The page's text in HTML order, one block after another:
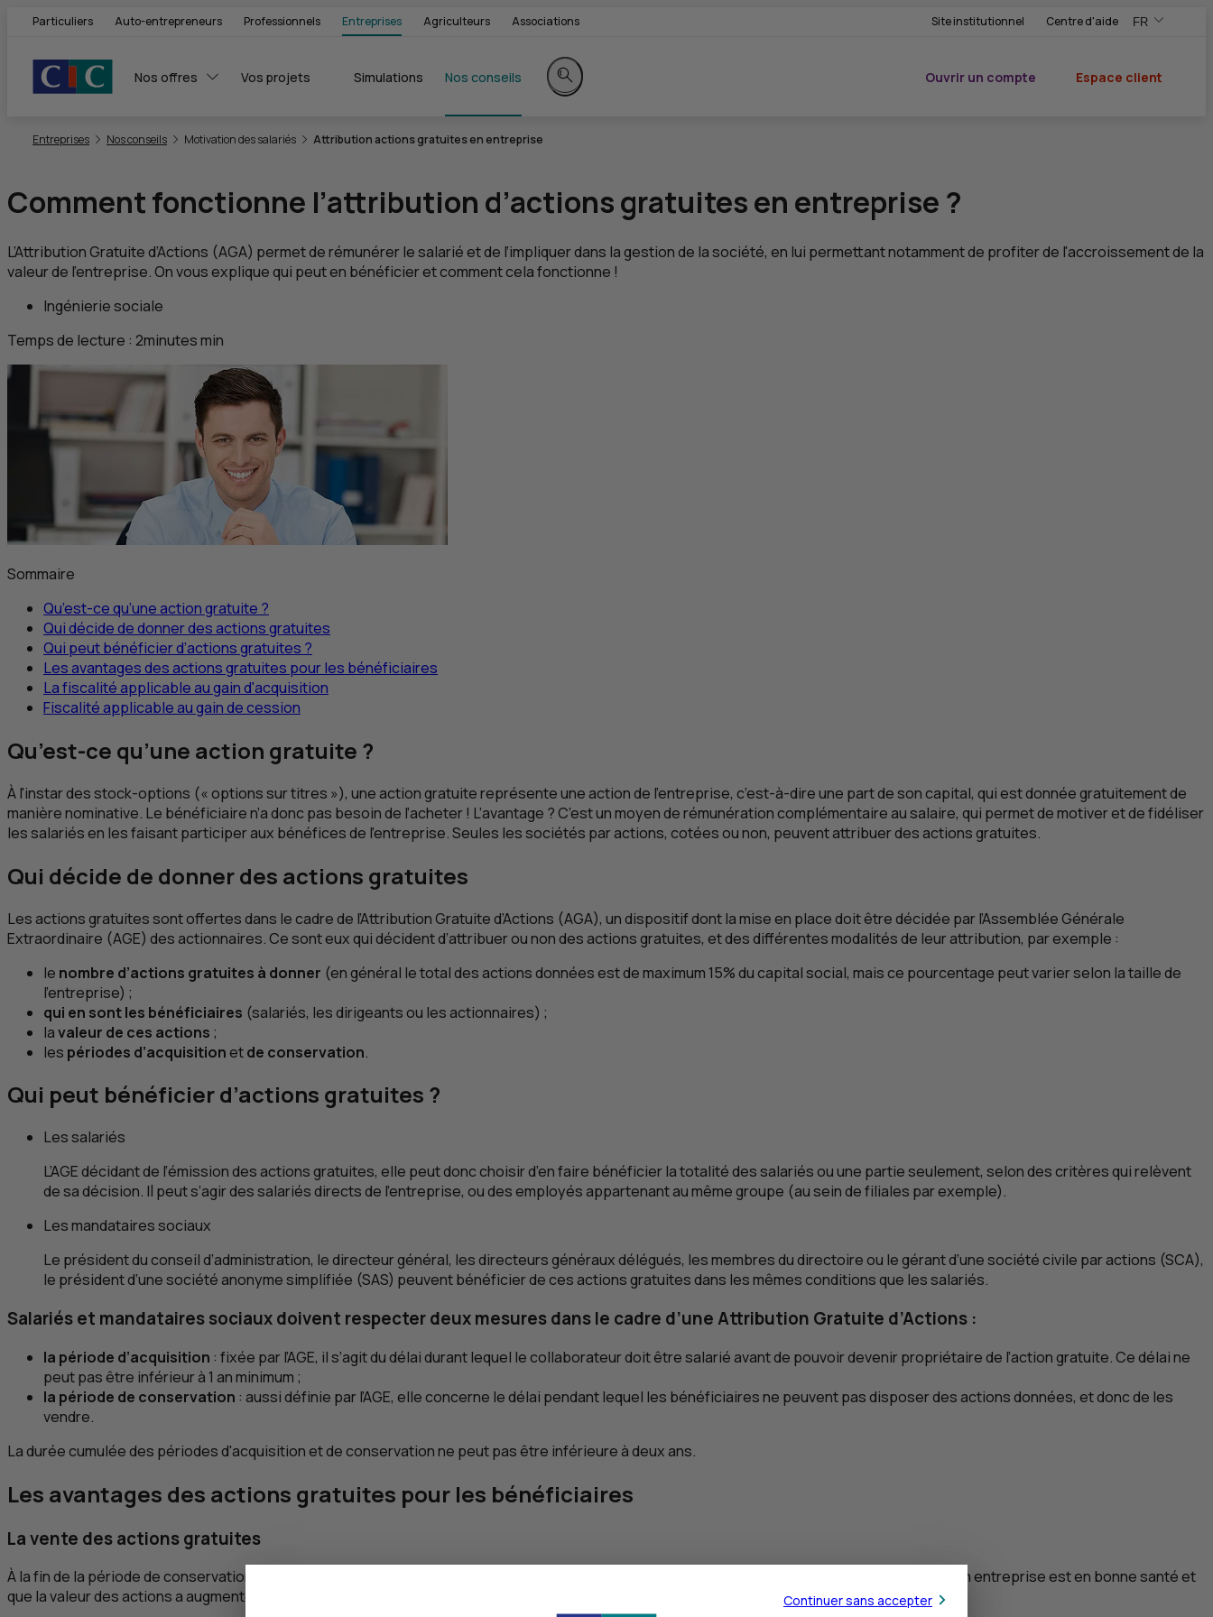
Particuliers Auto-entrepreneurs Professionnels Entreprises Agriculteurs Associations Site institutionnel Centre d'aide FR
,Version
,Changer de
Nos offres Vos projets Simulations Nos conseils
Rechercher sur le site
Ouvrir un compte
Espace client
Entreprises Nos conseils Motivation des salariés Attribution actions gratuites en entreprise
Comment fonctionne l’attribution d’actions gratuites en entreprise ?
L’Attribution Gratuite d’Actions (AGA) permet de rémunérer le salarié et de l’impliquer dans la gestion de la société, en lui permettant notamment de profiter de l'accroissement de la
valeur de l'entreprise. On vous explique qui peut en bénéficier et comment cela fonctionne !
Ingénierie sociale
Temps de lecture : 2minutesmin
Sommaire
Qu’est-ce qu’une action gratuite ?
Qui décide de donner des actions gratuites
Qui peut bénéficier d’actions gratuites ?
Les avantages des actions gratuites pour les bénéficiaires
La fiscalité applicable au gain d'acquisition
Fiscalité applicable au gain de cession
Qu’est-ce qu’une action gratuite ?
À l'instar des stock-options (« options sur titres »), une action gratuite représente une action de l’entreprise, c’est-à-dire une part de son capital, qui est donnée gratuitement de
manière nominative. Le bénéficiaire n’a donc pas besoin de l’acheter ! L’avantage ? C’est un moyen de rémunération complémentaire au salaire, qui permet de motiver et de fidéliser
les salariés en les faisant participer aux bénéfices de l’entreprise. Seules les sociétés par actions, cotées ou non, peuvent attribuer des actions gratuites.
Qui décide de donner des actions gratuites
Les actions gratuites sont offertes dans le cadre de l’Attribution Gratuite d’Actions (AGA), un dispositif dont la mise en place doit être décidée par l’Assemblée Générale
Extraordinaire (AGE) des actionnaires. Ce sont eux qui décident d’attribuer ou non des actions gratuites, et des différentes modalités de leur attribution, par exemple :
le nombre d’actions gratuites à donner (en général le total des actions données est de maximum 15% du capital social, mais ce pourcentage peut varier selon la taille de
l’entreprise) ;
qui en sont les bénéficiaires (salariés, les dirigeants ou les actionnaires) ;
lavaleur de ces actions ;
les périodes d’acquisitionetde conservation.
Qui peut bénéficier d’actions gratuites ?
Les salariés
L’AGEdécidant de l’émission des actions gratuites, elle peut donc choisir d’en faire bénéficier la totalité des salariés ou une partie seulement, selon des critères qui relèvent
de sa décision. Il peut s’agir des salariés directs de l’entreprise, ou des employés appartenant au même groupe (au sein de filiales par exemple).
Les mandataires sociaux
Le président du conseil d’administration, le directeur général, les directeurs généraux délégués, les membres du directoire ou le gérant d’une société civile par actions (SCA),
le président d’une société anonyme simplifiée (SAS) peuvent bénéficier de ces actions gratuites dans les mêmes conditions que les salariés.
Salariés et mandataires sociaux doivent respecter deux mesures dans le cadre d’une Attribution Gratuite d’Actions :
la période d’acquisition : fixée par l’AGE, il s’agit du délai durant lequel le collaborateur doit être salarié avant de pouvoir devenir propriétaire de l’action gratuite. Ce délai ne
peut pas être inférieur à 1 an minimum ;
la période de conservation : aussi définie par l’AGE, elle concerne le délai pendant lequel les bénéficiaires ne peuvent pas disposer des actions données, et donc de les
vendre.
La durée cumulée des périodes d'acquisition et de conservation ne peut pas être inférieure à deux ans.
Les avantages des actions gratuites pour les bénéficiaires
La vente des actions gratuites
À la fin de la période de conservation, le bénéficiaire peut vendre ses actions s’il le souhaite, et ainsi percevoir une plus-value dans le cas où son entreprise est en bonne santé et
que la valeur des actions a augmenté. Il existe 2 types de plus-value :
Continuer sans accepter